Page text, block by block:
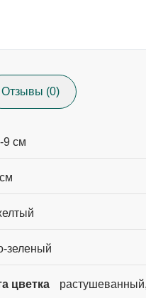
Отзывы (0)
9 см
зеленый
цветка